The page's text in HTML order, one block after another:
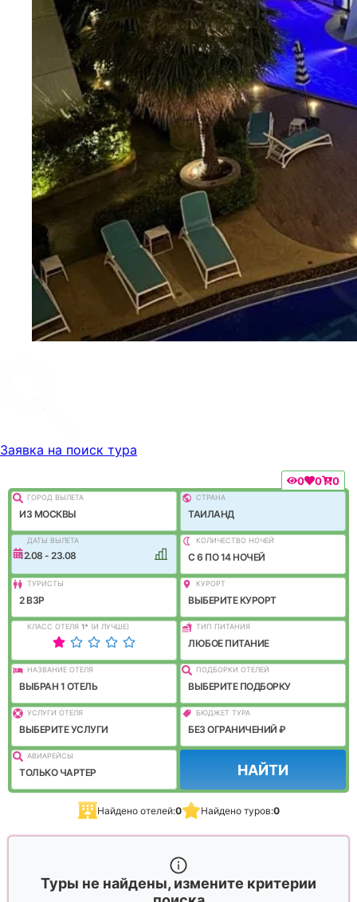
Заявка на поиск тура
0 0 0
ГОРОД ВЫЛEТА
ИЗ МОСКВЫ
СТРАНА
ТАИЛАНД
ДАТЫ ВЫЛЕТА
12.08 - 23.08
КОЛИЧЕСТВО НОЧЕЙ
C 6 ПО 14 НОЧЕЙ
ТУРИСТЫ
2 ВЗР
КУРОРТ
ВЫБЕРИТЕ КУРОРТ
КЛАСС ОТЕЛЯ 1* (И ЛУЧШЕ) ТИП ПИТАНИЯ
ЛЮБОЕ ПИТАНИЕ
НАЗВАНИЕ ОТЕЛЯ
ВЫБРАН 1 ОТЕЛЬ
ПОДБОРКИ ОТЕЛЕЙ
ВЫБЕРИТЕ ПОДБОРКУ
УСЛУГИ ОТЕЛЯ
ВЫБЕРИТЕ УСЛУГИ
БЮДЖЕТ ТУРА
БЕЗ ОГРАНИЧЕНИЙ ₽
АВИАРЕЙСЫ
ТОЛЬКО ЧАРТЕР НАЙТИ
Найдено отелей:0 Найдено туров:0
Туры не найдены, измените критерии